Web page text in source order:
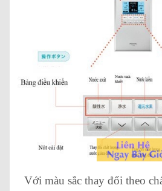
Với màu sắc thay đổi theo